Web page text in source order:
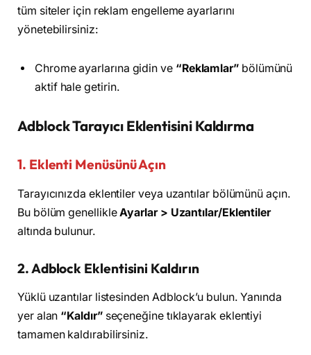
tüm siteler için reklam engelleme ayarlarını
yönetebilirsiniz:
Chrome ayarlarına gidin ve “Reklamlar”bölümünü
aktif hale getirin.
Adblock Tarayıcı Eklentisini Kaldırma
1. Eklenti Menüsünü Açın
Tarayıcınızda eklentiler veya uzantılar bölümünü açın.
Bu bölüm genellikleAyarlar > Uzantılar/Eklentiler
altında bulunur.
2. Adblock Eklentisini Kaldırın
Yüklü uzantılar listesinden Adblock’u bulun. Yanında
yer alan “Kaldır”seçeneğine tıklayarak eklentiyi
tamamen kaldırabilirsiniz.